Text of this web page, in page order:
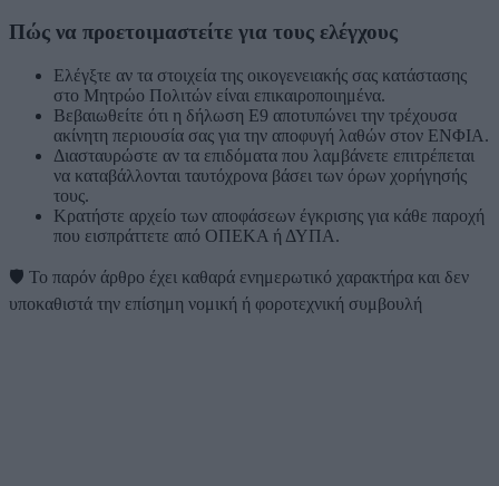
Πώς να προετοιμαστείτε για τους ελέγχους
Ελέγξτε αν τα στοιχεία της οικογενειακής σας κατάστασης
στο Μητρώο Πολιτών είναι επικαιροποιημένα.
Βεβαιωθείτε ότι η δήλωση Ε9 αποτυπώνει την τρέχουσα
ακίνητη περιουσία σας για την αποφυγή λαθών στον ΕΝΦΙΑ.
Διασταυρώστε αν τα επιδόματα που λαμβάνετε επιτρέπεται
να καταβάλλονται ταυτόχρονα βάσει των όρων χορήγησής
τους.
Κρατήστε αρχείο των αποφάσεων έγκρισης για κάθε παροχή
που εισπράττετε από ΟΠΕΚΑ ή ΔΥΠΑ.
🛡️ Το παρόν άρθρο έχει καθαρά ενημερωτικό χαρακτήρα και δεν
υποκαθιστά την επίσημη νομική ή φοροτεχνική συμβουλή